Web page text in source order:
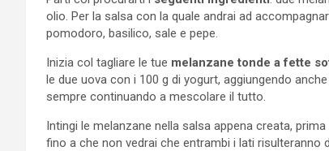
olio. Per la salsa con la quale andrai ad
pomodoro, basilico, sale e pepe.
Inizia col tagliare le tue melanzane tonde a fette
le due uova con i 100 g di yogurt, aggiungendo
sempre continuando a mescolare il tutto.
Intingi le melanzane nella salsa appena creata,
fino a che non vedrai che entrambi i lati risulteranno